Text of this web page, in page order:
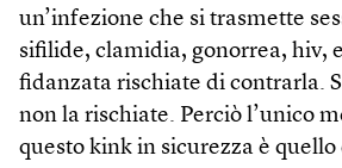
un’infezione che si trasmette
sifilide, clamidia, gonorrea, hiv,
fidanzata rischiate di contrarla.
non la rischiate. Perciò l’unico
questo kink in sicurezza è